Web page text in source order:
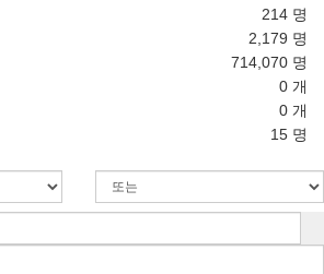
214 명
2,179 명
714,070 명
0 개
0 개
15 명